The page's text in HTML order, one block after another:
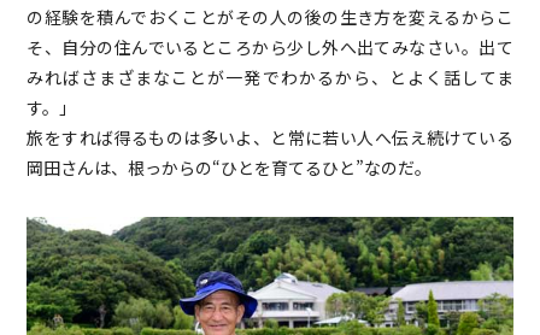
の経験を積んでおくことがその人の後の生き方を変えるからこ
そ、自分の住んでいるところから少し外へ出てみなさい。出て
みればさまざまなことが一発でわかるから、とよく話してま
す。」
旅をすれば得るものは多いよ、と常に若い人へ伝え続けている
岡田さんは、根っからの“ひとを育てるひと”なのだ。